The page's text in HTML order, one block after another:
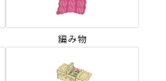
編み物